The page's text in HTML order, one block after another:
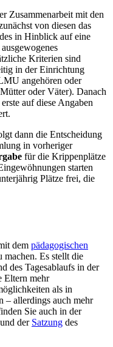
Zusammenarbeit mit den
von diesen das
in Hinblick auf eine
Kriterien sind
in der Einrichtung
angehören oder
oder Väter). Danach
auf diese Angaben
dann die Entscheidung
in vorheriger
für die Krippenplätze
starten
Plätze frei, die
dem pädagogischen
Es stellt die
des Tagesablaufs in der
Eltern mehr
als in
– allerdings auch mehr
Sie auch in der
und der Satzung des